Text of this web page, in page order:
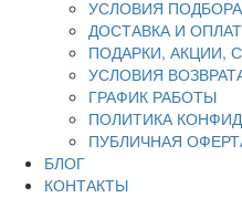
УСЛОВИЯ
ДОСТАВКА И
ПОДАРКИ, АКЦИИ,
УСЛОВИЯ
ГРАФИК РАБОТЫ
ПОЛИТИКА
ПУБЛИЧНАЯ
БЛОГ
КОНТАКТЫ